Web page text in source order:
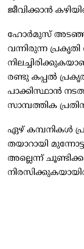
ജീവിക്കാൻ
ഹോർമുസ്
വന്നിരുന്ന
രണ്ടു കപ്പൽ
പാക്കിസ്ഥാൻ
സാമ്പത്തിക
ഏഴ് കമ്പനികൾ
തയാറായി
അല്ലെന്ന്